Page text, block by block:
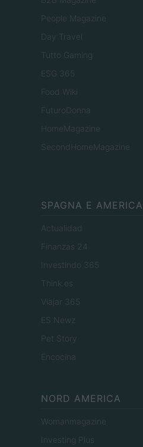
People Magazine
Day Travel
Tutto Gaming
ESG 365
Food Wiki
FuturoDonna
HomeMagazine
SecondHomeMagazine
SPAGNA E
Actualidad
Finanzas 24
Investindo 365
Think.es
Viajar 365
ES Newz
Pet Story
Encocina
NORD AMERICA
Womanmagazine
Investing Plus